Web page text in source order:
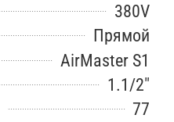
380V
Прямой
AirMaster S1
1.1/2"
77